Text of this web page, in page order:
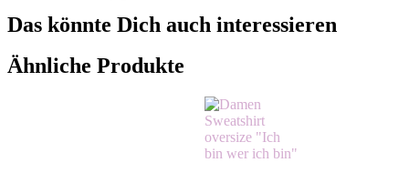
Das könnte Dich auch interessieren
Ähnliche Produkte